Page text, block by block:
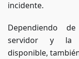
incidente.
Dependiendo
servidor y la
disponible,